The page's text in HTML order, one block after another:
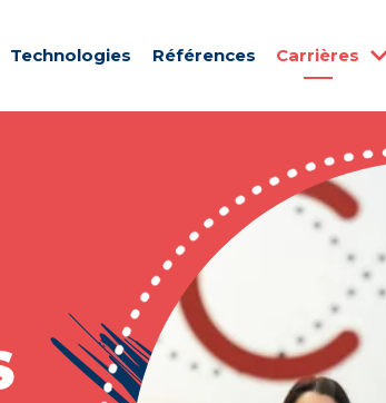
Technologies Références Carrières